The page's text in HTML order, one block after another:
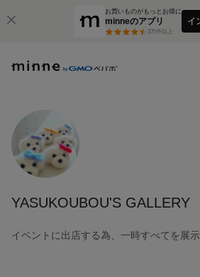
お買いものがもっとお得に
minneのアプリ
3万件以上
イ
YASUKOUBOU'S GALLERY
イベントに出店する為、一時すべてを展示